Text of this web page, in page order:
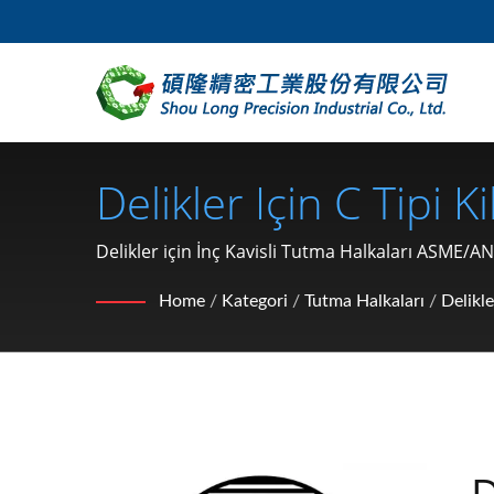
Delikler Için C Tipi
Kavisli Kilit
SHOU LONG |
Tutma Halkası,
Delikler için İnç Kavisli Tutma Halkaları ASME/
Home / Kategori / Tutma Halkaları /